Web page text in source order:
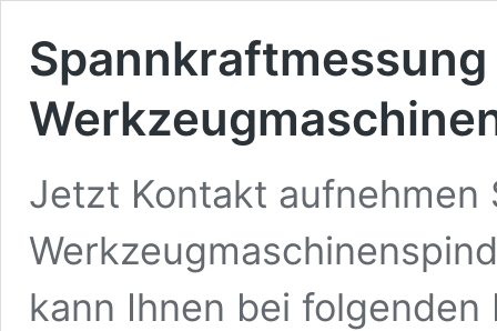
Jetzt Kontakt aufnehmen
kann Ihnen bei folgenden